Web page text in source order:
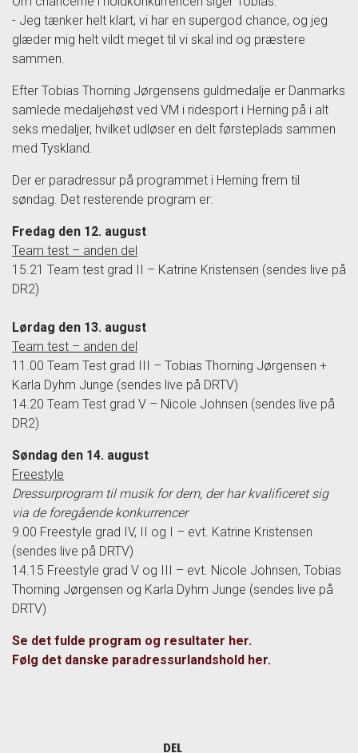
- Jeg tænker helt klart, vi har en supergod chance, og jeg
glæder mig helt vildt meget til vi skal ind og præstere
sammen.
Efter Tobias Thorning Jørgensens guldmedalje er Danmarks
samlede medaljehøst ved VM i ridesport i Herning på i alt
seks medaljer, hvilket udløser en delt førsteplads sammen
med Tyskland.
Der er paradressur på programmet i Herning frem til
søndag. Det resterende program er:
Fredag den 12. august
Team test – anden del
15.21 Team test grad II – Katrine Kristensen (sendes live på
DR2)
Lørdag den 13. august
Team test – anden del
11.00 Team Test grad III – Tobias Thorning Jørgensen +
Karla Dyhm Junge (sendes live på DRTV)
14.20 Team Test grad V – Nicole Johnsen (sendes live på
DR2)
Søndag den 14. august
Freestyle
Dressurprogram til musik for dem, der har kvalificeret sig
via de foregående konkurrencer
9.00 Freestyle grad IV, II og I – evt. Katrine Kristensen
(sendes live på DRTV)
14.15 Freestyle grad V og III – evt. Nicole Johnsen, Tobias
Thorning Jørgensen og Karla Dyhm Junge (sendes live på
DRTV)
Se det fulde program og resultater her.
Følg det danske paradressurlandshold her.
DEL